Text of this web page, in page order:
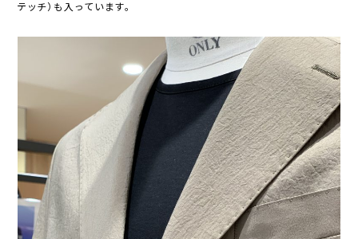
テッチ）も入っています。